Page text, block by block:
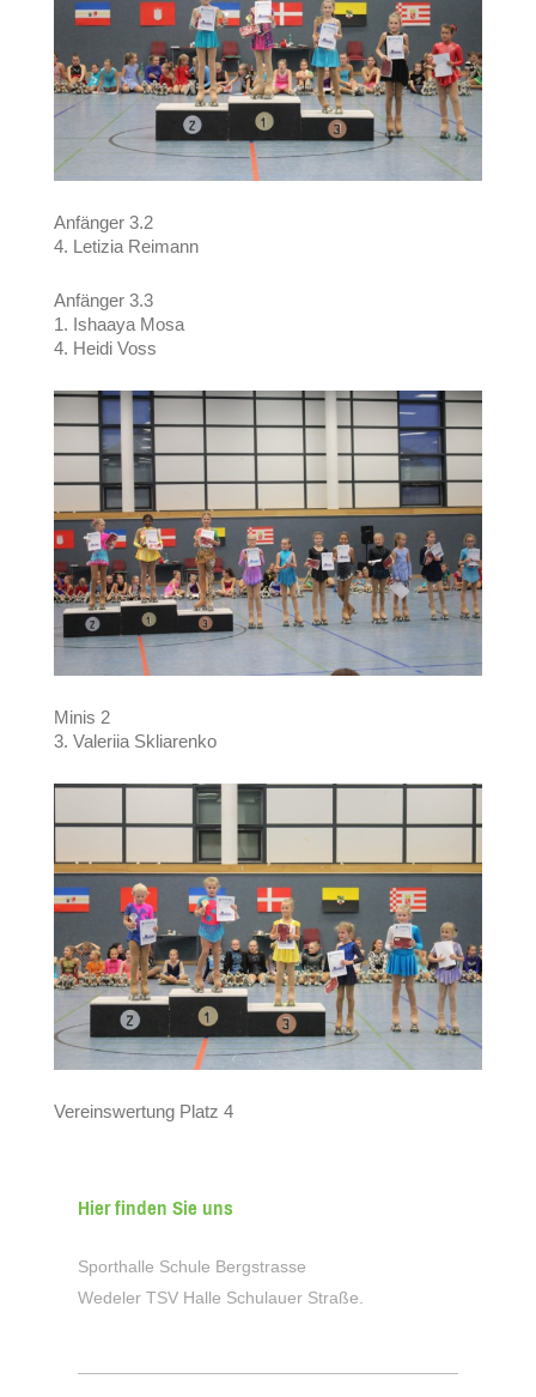
Anfänger 3.2
4. Letizia Reimann
Anfänger 3.3
1. Ishaaya Mosa
4. Heidi Voss
Minis 2
3. Valeriia Skliarenko
Vereinswertung Platz 4
Hier finden Sie uns
Sporthalle Schule Bergstrasse
Wedeler TSV Halle Schulauer Straße.